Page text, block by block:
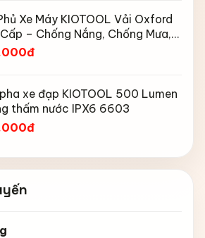
Xe Máy KIOTOOL Vải Oxford
– Chống Nắng, Chống Mưa,
Bụi, Chống Tia UV, Có Phản
xe đạp KIOTOOL 500 Lumen
thấm nước IPX6 6603